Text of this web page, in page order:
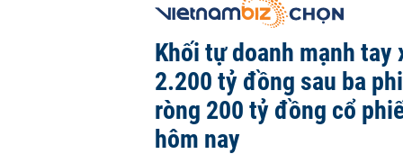
Khối tự doanh mạnh tay
2.200 tỷ đồng sau ba
ròng 200 tỷ đồng cổ
hôm nay